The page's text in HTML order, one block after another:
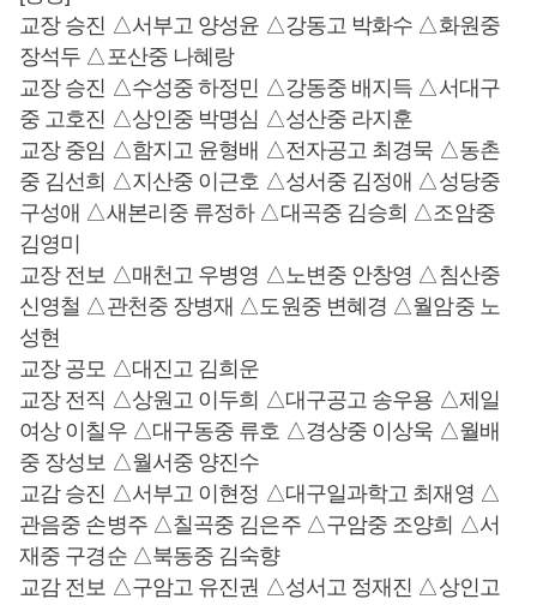
교장 승진 △서부고 양성윤 △강동고 박화수 △화원중
장석두 △포산중 나혜랑
교장 승진 △수성중 하정민 △강동중 배지득 △서대구
중 고호진 △상인중 박명심 △성산중 라지훈
교장 중임 △함지고 윤형배 △전자공고 최경묵 △동촌
중 김선희 △지산중 이근호 △성서중 김정애 △성당중
구성애 △새본리중 류정하 △대곡중 김승희 △조암중
김영미
교장 전보 △매천고 우병영 △노변중 안창영 △침산중
신영철 △관천중 장병재 △도원중 변혜경 △월암중 노
성현
교장 공모 △대진고 김희운
교장 전직 △상원고 이두희 △대구공고 송우용 △제일
여상 이칠우 △대구동중 류호 △경상중 이상욱 △월배
중 장성보 △월서중 양진수
교감 승진 △서부고 이현정 △대구일과학고 최재영 △
관음중 손병주 △칠곡중 김은주 △구암중 조양희 △서
재중 구경순 △북동중 김숙향
교감 전보 △구암고 유진권 △성서고 정재진 △상인고